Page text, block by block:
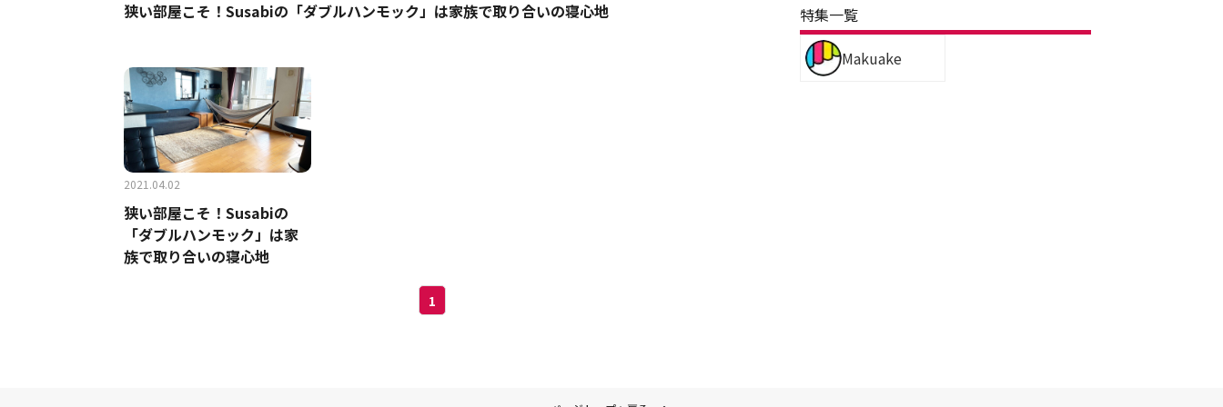
狭い部屋こそ！Susabiの「ダブルハンモック」は家族で取り合いの寝心地
2021.04.02
狭い部屋こそ！Susabiの
「ダブルハンモック」は家
族で取り合いの寝心地
1
特集一覧
Makuake